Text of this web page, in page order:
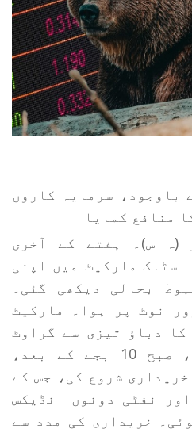
باوجود، سرمایہ کاروں
7 نومبر (ہ س)۔ ہفتے کے آخری
مارکیٹ میں اپنی
بحالی دیکھی گئی۔
نوٹ پر ہوا۔ مارکیٹ
دباؤ تیزی سے گراوٹ
کا باعث بنا۔ تاہم، صبح 10 بجے کے بعد،
شروع کی، جس کے
نفٹی دونوں انڈیکس
خریداری کی مدد سے